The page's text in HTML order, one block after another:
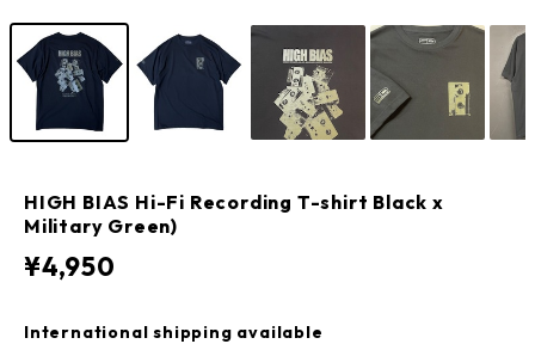
HIGH BIAS Hi-Fi Recording T-shirt Black x
Military Green)
¥4,950
International shipping available